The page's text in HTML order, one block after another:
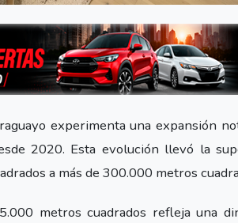
experimenta una expansión
2020. Esta evolución llevó la
a más de 300.000 metros
metros cuadrados refleja una